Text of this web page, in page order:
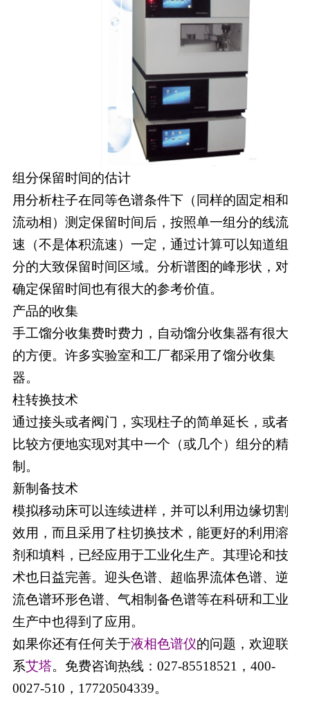
组分保留时间的估计
用分析柱子在同等色谱条件下（同样的固定相和
流动相）测定保留时间后，按照单一组分的线流
速（不是体积流速）一定，通过计算可以知道组
分的大致保留时间区域。分析谱图的峰形状，对
确定保留时间也有很大的参考价值。
产品的收集
手工馏分收集费时费力，自动馏分收集器有很大
的方便。许多实验室和工厂都采用了馏分收集
器。
柱转换技术
通过接头或者阀门，实现柱子的简单延长，或者
比较方便地实现对其中一个（或几个）组分的精
制。
新制备技术
模拟移动床可以连续进样，并可以利用边缘切割
效用，而且采用了柱切换技术，能更好的利用溶
剂和填料，已经应用于工业化生产。其理论和技
术也日益完善。迎头色谱、超临界流体色谱、逆
流色谱环形色谱、气相制备色谱等在科研和工业
生产中也得到了应用。
如果你还有任何关于液相色谱仪的问题，欢迎联
系艾塔。免费咨询热线： 027-85518521，400-
0027-510，17720504339。